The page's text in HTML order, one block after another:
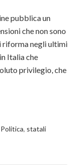
pubblica un
che non sono
riforma negli ultimi
Italia che
privilegio, che
Politica, statali